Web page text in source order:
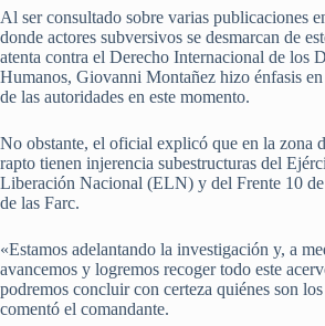
Al ser consultado sobre varias publicaciones
donde actores subversivos se desmarcan de
atenta contra el Derecho Internacional de los
Humanos, Giovanni Montañez hizo énfasis
de las autoridades en este momento.
No obstante, el oficial explicó que en la zona
rapto tienen injerencia subestructuras del
Liberación Nacional (ELN) y del Frente 10 de
de las Farc.
«Estamos adelantando la investigación y, a
avancemos y logremos recoger todo este
podremos concluir con certeza quiénes son los
comentó el comandante.